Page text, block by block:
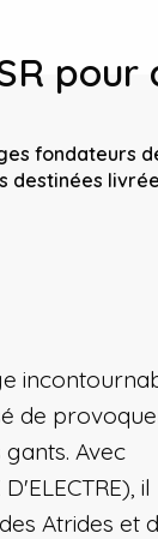
pour
fondateurs
destinées
de
Avec
il
Atrides et